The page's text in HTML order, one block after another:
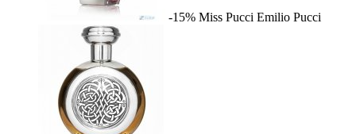
-15% Miss Pucci Emilio Pucci